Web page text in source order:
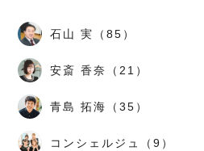
石山 実（85）
安斎 香奈（21）
青島 拓海（35）
コンシェルジュ（9）